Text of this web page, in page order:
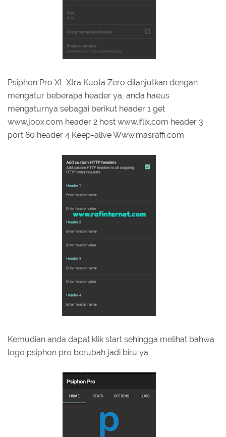
Psiphon Pro XL Xtra Kuota Zero dilanjutkan dengan
mengatur beberapa header ya, anda haeus
mengaturnya sebagai berikut header 1 get
www.joox.com header 2 host www.iflix.com header 3
port 80 header 4 Keep-alive Www.masraffi.com
Kemudian anda dapat klik start sehingga melihat bahwa
logo psiphon pro berubah jadi biru ya.